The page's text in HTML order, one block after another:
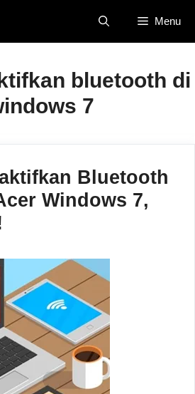
Menu
bluetooth di
7
Bluetooth
Windows 7,